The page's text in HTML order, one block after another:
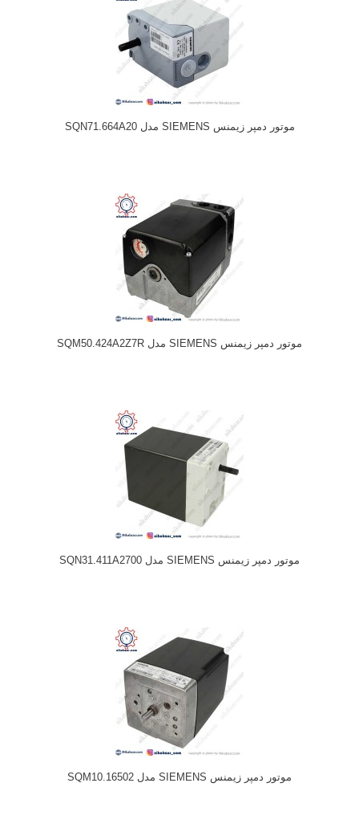
موتور دمپر زیمنس SIEMENS مدل SQN71.664A20
موتور دمپر زیمنس SIEMENS مدل SQM50.424A2Z7R
موتور دمپر زیمنس SIEMENS مدل SQN31.411A2700
موتور دمپر زیمنس SIEMENS مدل SQM10.16502